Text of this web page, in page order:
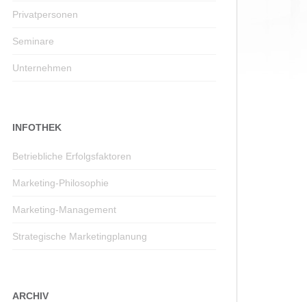
Privatpersonen
Seminare
Unternehmen
INFOTHEK
Betriebliche Erfolgsfaktoren
Marketing-Philosophie
Marketing-Management
Strategische Marketingplanung
ARCHIV